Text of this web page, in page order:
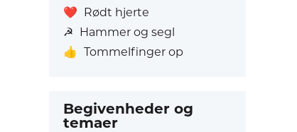
❤️ Rødt hjerte
☭ Hammer og segl
👍 Tommelfinger op
Begivenheder og
temaer